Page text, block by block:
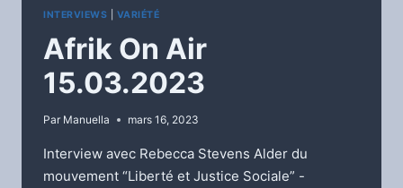
INTERVIEWS VARIÉTÉ
Afrik On Air
15.03.2023
Par Manuella mars 16, 2023
Interview avec Rebecca Stevens Alder du
mouvement “Liberté et Justice Sociale” -